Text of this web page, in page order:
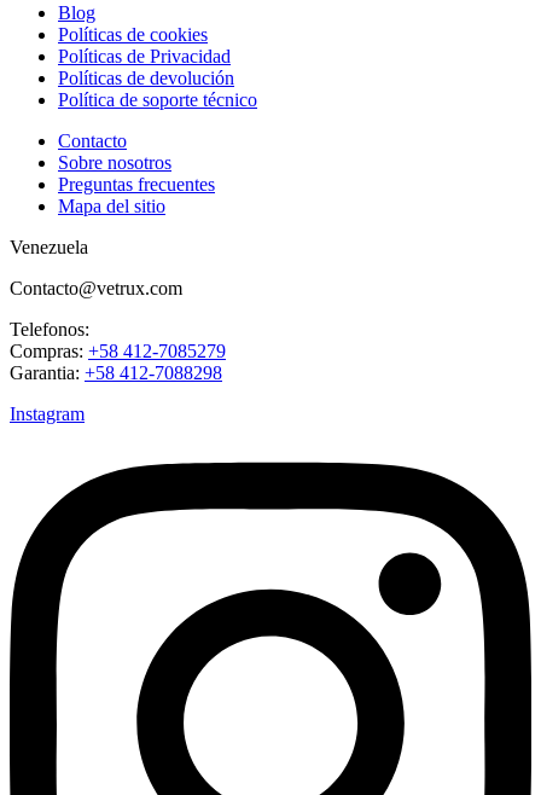
Blog
Políticas de cookies
Políticas de Privacidad
Políticas de devolución
Política de soporte técnico
Contacto
Sobre nosotros
Preguntas frecuentes
Mapa del sitio
Venezuela
Contacto@vetrux.com
Telefonos:
Compras: +58 412-7085279
Garantia: +58 412-7088298
Instagram